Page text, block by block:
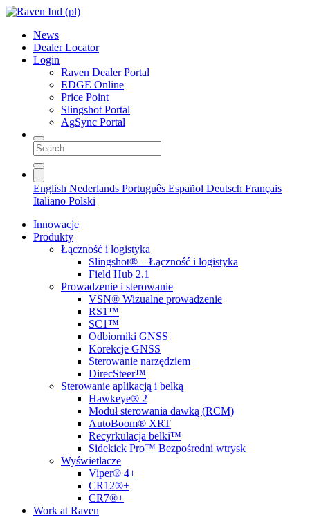
News
Dealer Locator
Login
Raven Dealer Portal
EDGE Online
Price Point
Slingshot Portal
AgSync Portal
English Nederlands Português Español Deutsch Français
Italiano Polski
Innowacje
Produkty
Łączność i logistyka
Slingshot® – Łączność i logistyka
Field Hub 2.1
Prowadzenie i sterowanie
VSN® Wizualne prowadzenie
RS1™
SC1™
Odbiorniki GNSS
Korekcje GNSS
Sterowanie narzędziem
DirecSteer™
Sterowanie aplikacją i belką
Hawkeye® 2
Moduł sterowania dawką (RCM)
AutoBoom® XRT
Recyrkulacja belki™
Sidekick Pro™ Bezpośredni wtrysk
Wyświetlacze
Viper® 4+
CR12®+
CR7®+
Work at Raven